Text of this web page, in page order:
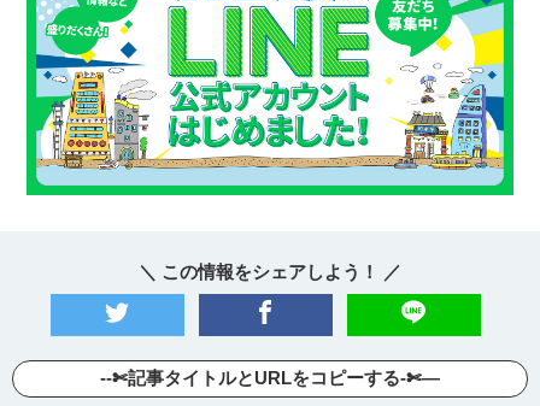
＼ この情報をシェアしよう！ ／
--✄記事タイトルとURLをコピーする-✄—